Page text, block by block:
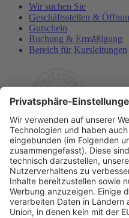
Wir suchen Sie
Geschäftsstellen &
Gutschein
Buchung & Ermäßigung
Bereich für Kursleitungen
Rechtliches
Allgemeine
Widerrufsbelehrung
Datenschutzerklärung
Barrierefreiheitserklärung
Impressum